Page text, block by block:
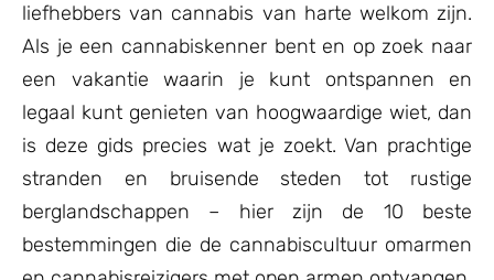
liefhebbers van cannabis van harte welkom zijn.
Als je een cannabiskenner bent en op zoek naar
een vakantie waarin je kunt ontspannen en
legaal kunt genieten van hoogwaardige wiet, dan
is deze gids precies wat je zoekt. Van prachtige
stranden en bruisende steden tot rustige
berglandschappen – hier zijn de 10 beste
bestemmingen die de cannabiscultuur omarmen